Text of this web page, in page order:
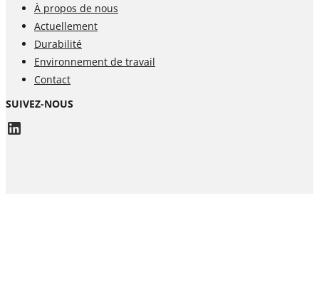
À propos de nous
Actuellement
Durabilité
Environnement de travail
Contact
SUIVEZ-NOUS